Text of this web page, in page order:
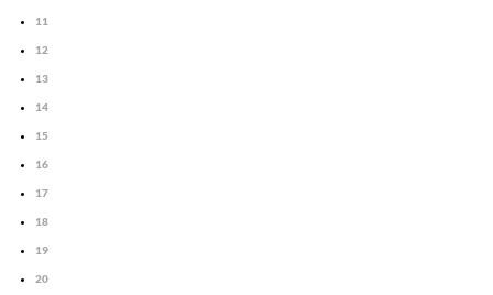
11
12
13
14
15
16
17
18
19
20